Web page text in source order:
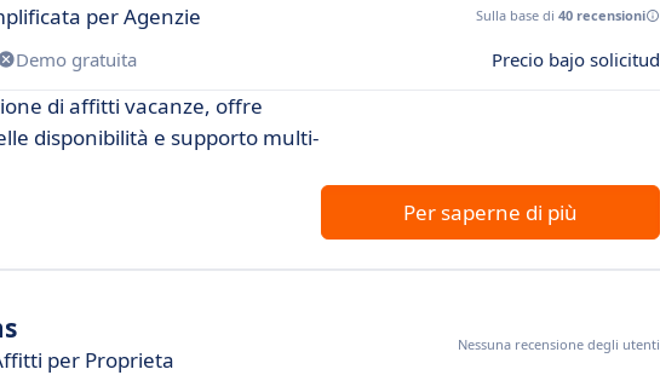
per Agenzie Sulla base di 40 recensioni
Demo gratuita Precio bajo solicitud
di affitti vacanze, offre
disponibilità e supporto multi-
Per saperne di più
per Proprieta
Nessuna recensione degli utenti